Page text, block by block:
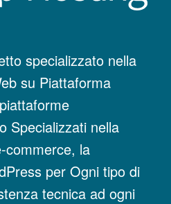
specializzato nella
su Piattaforma
Specializzati nella
commerce, la
per Ogni tipo di
tecnica ad ogni